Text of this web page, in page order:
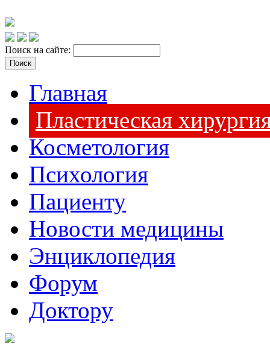
Поиск на сайте:
Главная
Пластическая
Косметология
Психология
Пациенту
Новости медицины
Энциклопедия
Форум
Доктору